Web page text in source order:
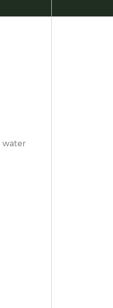
water